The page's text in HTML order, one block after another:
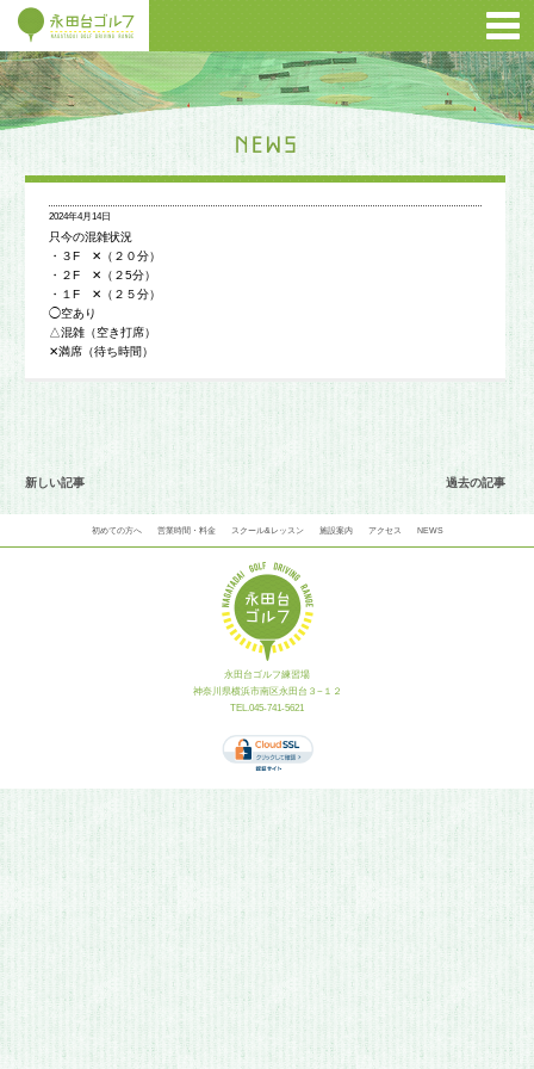
2024年4月14日
只今の混雑状況
・３F ✕（２０分）
・２F ✕（２5分）
・１F ✕（２５分）
◯空あり
△混雑（空き打席）
✕満席（待ち時間）
新しい記事 過去の記事
初めての方へ 営業時間・料金 スクール&レッスン 施設案内 アクセス NEWS
永田台ゴルフ練習場
神奈川県横浜市南区永田台３−１２
TEL.045-741-5621